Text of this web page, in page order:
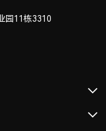
园11栋3310